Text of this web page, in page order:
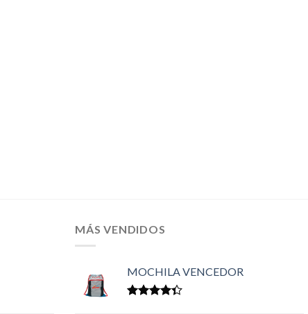
MÁS VENDIDOS
MOCHILA VENCEDOR